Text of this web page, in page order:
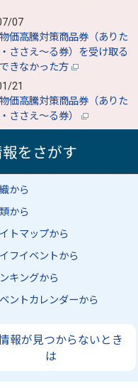
07
価高騰対策商品券（ありた
ささえ～る券）を受け取る
きなかった方
21
価高騰対策商品券（ありた
ささえ～る券）
をさがす
から
から
トマップから
フイベントから
キングから
ントカレンダーから
報が見つからないとき
は